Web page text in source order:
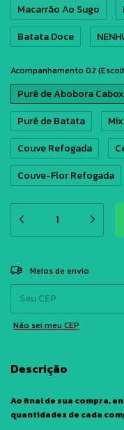
Macarrão Ao Sugo
Batata Doce
Acompanhamento 02
Purê de Abobora
Purê de Batata
Couve Refogada
Couve-Flor Refogada
Entregas para o CEP:
Meios de envio
Não sei meu CEP
Descrição
Ao final de sua compra,
quantidades de cada